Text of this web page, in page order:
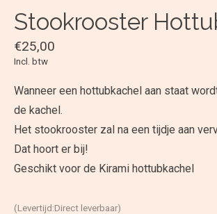
Stookrooster
€25,00
Incl. btw
Wanneer een hottubkachel aan staat
de kachel.
Het stookrooster zal na een tijdje aan
Dat hoort er bij!
Geschikt voor de Kirami hottubkachel
(Levertijd:Direct leverbaar)